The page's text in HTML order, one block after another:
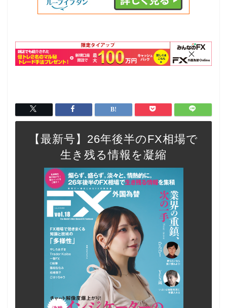
【最新号】26年後半のFX相場で
生き残る情報を凝縮